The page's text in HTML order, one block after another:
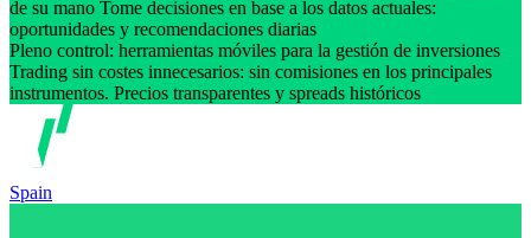
de su mano Tome decisiones en base a los datos actuales:
oportunidades y recomendaciones diarias
Pleno control: herramientas móviles para la gestión de inversiones
Trading sin costes innecesarios: sin comisiones en los principales
instrumentos. Precios transparentes y spreads históricos
Spain